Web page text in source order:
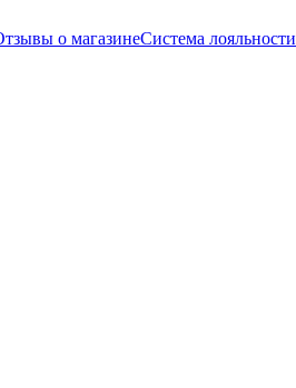
о магазинеСистема лояльности